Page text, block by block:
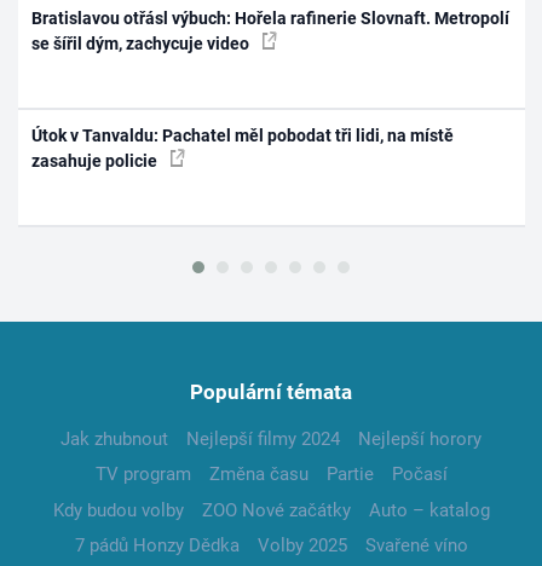
Bratislavou otřásl výbuch: Hořela rafinerie Slovnaft. Metropolí
se šířil dým, zachycuje video
Útok v Tanvaldu: Pachatel měl pobodat tři lidi, na místě
zasahuje policie
Populární témata
Jak zhubnout Nejlepší filmy 2024
Nejlepší horory
TV program
Změna času Partie
Počasí
Kdy budou volby
ZOO Nové začátky
Auto – katalog
7 pádů Honzy Dědka
Volby 2025
Svařené víno